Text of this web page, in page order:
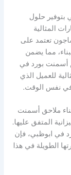
بتوفير حلول
المثالية
تعتمد على
مما يضمن
أسمنت بورد في
للعميل الذي
في نفس الوقت.
ملاحق أسمنت
المتفق عليها.
في ابوظبي، فإن
الطويلة في هذا